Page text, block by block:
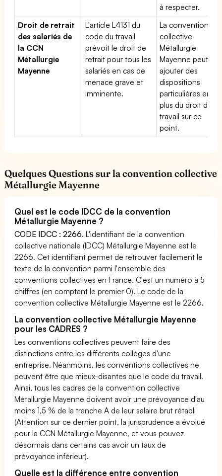
à respecter.
Droit de retrait
des salariés de
la CCN
Métallurgie
Mayenne
L'article L4131 du
code du travail
prévoit le droit de
retrait pour tous les
salariés en cas de
menace grave et
imminente.
La convention
collective
Métallurgie
Mayenne peut
ajouter des
dispositions
particulières en
plus du droit du
travail sur ce
point.
Quelques Questions sur la convention collective
Métallurgie Mayenne
Quel est le code IDCC de la convention
Métallurgie Mayenne ?
CODE IDCC : 2266. L'identifiant de la convention
collective nationale (IDCC) Métallurgie Mayenne est le
2266. Cet identifiant permet de retrouver facilement le
texte de la convention parmi l'ensemble des
conventions collectives en France. C'est un numéro à 5
chiffres (en comptant le premier 0). Le code de la
convention collective Métallurgie Mayenne est le 2266.
La convention collective Métallurgie Mayenne
pour les CADRES ?
Les conventions collectives peuvent faire des
distinctions entre les différents collèges d'une
entreprise. Néanmoins, les conventions collectives ne
peuvent être que mieux-disantes que le code du travail.
Ainsi, tous les cadres de la convention collective
Métallurgie Mayenne doivent avoir une prévoyance d'au
moins 1,5 % de la tranche A de leur salaire brut rétabli
(Attention sur ce dernier point, la jurisprudence a évolué
pour la CCN Métallurgie Mayenne, et vous pouvez
désormais dans certains cas avoir un taux de
prévoyance inférieur).
Quelle est la différence entre convention